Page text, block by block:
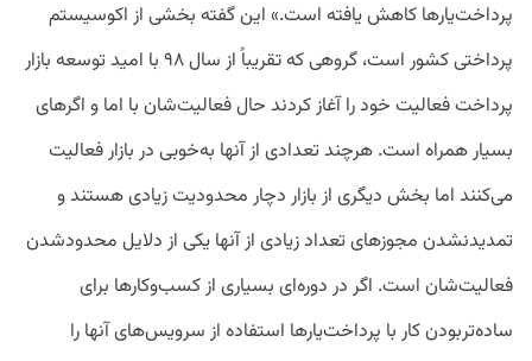
پرداخت‎‌یارها کاهش یافته است.» این گفته بخشی از اکوسیستم
پرداختی کشور است، گروهی که تقریباً از سال ۹۸ با امید توسعه بازار
پرداخت فعالیت خود را آغاز کردند حال فعالیت‌شان با اما و اگرهای
بسیار همراه است. هرچند تعدادی از آنها به‌خوبی در بازار فعالیت
می‌کنند اما بخش دیگری از بازار دچار محدودیت زیادی هستند و
تمدیدنشدن مجوزهای تعداد زیادی از آنها یکی از دلایل محدودشدن
فعالیت‌شان است. اگر در دوره‌ای بسیاری از کسب‌وکارها برای
ساده‌تربودن کار با پرداخت‌یار‌ها استفاده از سرویس‌های آنها را